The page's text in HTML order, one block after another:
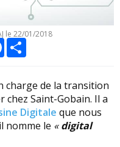
le 22/01/2018
Facebook
charge de la transition
Saint-Gobain. Il a
Digitale que nous
nomme le «digital